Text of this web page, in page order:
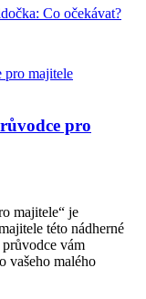
Co očekávat?
pro
majitele“ je
této nádherné
vám
vašeho malého